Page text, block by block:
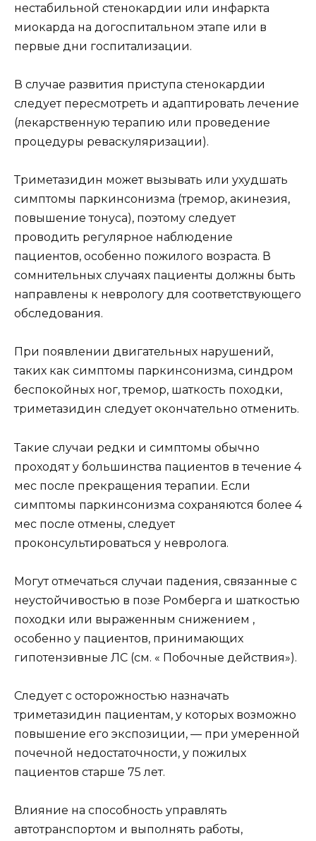
нестабильной стенокардии или инфаркта
миокарда на догоспитальном этапе или в
первые дни госпитализации.
В случае развития приступа стенокардии
следует пересмотреть и адаптировать лечение
(лекарственную терапию или проведение
процедуры реваскуляризации).
Триметазидин может вызывать или ухудшать
симптомы паркинсонизма (тремор, акинезия,
повышение тонуса), поэтому следует
проводить регулярное наблюдение
пациентов, особенно пожилого возраста. В
сомнительных случаях пациенты должны быть
направлены к неврологу для соответствующего
обследования.
При появлении двигательных нарушений,
таких как симптомы паркинсонизма, синдром
беспокойных ног, тремор, шаткость походки,
триметазидин следует окончательно отменить.
Такие случаи редки и симптомы обычно
проходят у большинства пациентов в течение 4
мес после прекращения терапии. Если
симптомы паркинсонизма сохраняются более 4
мес после отмены, следует
проконсультироваться у невролога.
Могут отмечаться случаи падения, связанные с
неустойчивостью в позе Ромберга и шаткостью
походки или выраженным снижением ,
особенно у пациентов, принимающих
гипотензивные ЛС (см. « Побочные действия»).
Следует с осторожностью назначать
триметазидин пациентам, у которых возможно
повышение его экспозиции, — при умеренной
почечной недостаточности, у пожилых
пациентов старше 75 лет.
Влияние на способность управлять
автотранспортом и выполнять работы,